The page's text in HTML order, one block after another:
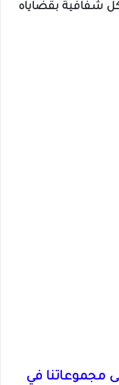
شفافية بقضاياه
مجموعاتنا في